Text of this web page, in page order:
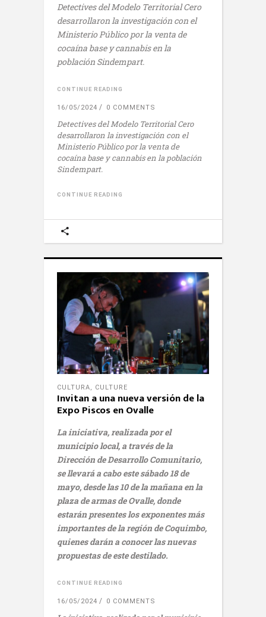
Detectives del Modelo Territorial Cero
desarrollaron la investigación con el
Ministerio Público por la venta de
cocaína base y cannabis en la
población Sindempart.
CONTINUE READING
16/05/2024 0 COMMENTS
Detectives del Modelo Territorial Cero
desarrollaron la investigación con el
Ministerio Público por la venta de
cocaína base y cannabis en la población
Sindempart.
CONTINUE READING
CULTURA, CULTURE
Invitan a una nueva versión de la
Expo Piscos en Ovalle
La iniciativa, realizada por el
municipio local, a través de la
Dirección de Desarrollo Comunitario,
se llevará a cabo este sábado 18 de
mayo, desde las 10 de la mañana en la
plaza de armas de Ovalle, donde
estarán presentes los exponentes más
importantes de la región de Coquimbo,
quienes darán a conocer las nuevas
propuestas de este destilado.
CONTINUE READING
16/05/2024 0 COMMENTS